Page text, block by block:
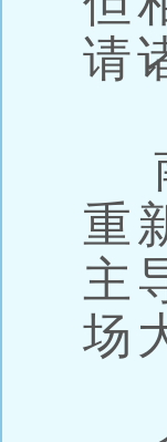
请
重
主
场